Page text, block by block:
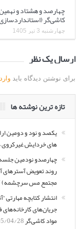
چهارصد و هشتاد و
کاشی‌گر
چهارشنبه 3 تیر 1405
ارسال یک نظر
برای نوشتن دیدگاه باید
تازه ترین نوشته ها
یکصد و نود و دومین
های خردایش غیرکروی
چهارصدو نودمین
مجتمع مس سرچشمه)
انتشار کتابچه
جریان‌های کارخانه‌های
مواد کاشی‌گر04/28